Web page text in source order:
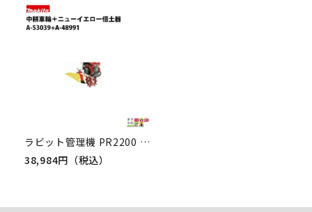
ラビット管理機 PR2200 3100用アタッチ中耕車輪＋ニューイエロー倍土器A-53039+A-48991
38,984円（税込）